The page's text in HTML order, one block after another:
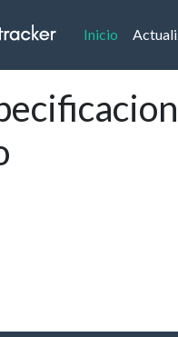
Inicio (current)